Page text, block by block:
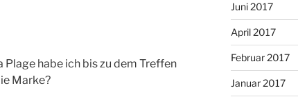
habe ich bis zu dem Treffen
Marke?
Juni 2017
April 2017
Februar 2017
Januar 2017